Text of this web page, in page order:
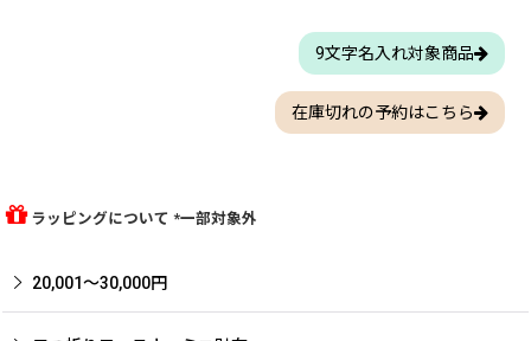
9文字名入れ対象商品
在庫切れの予約はこちら
ラッピングについて *一部対象外
20,001〜30,000円